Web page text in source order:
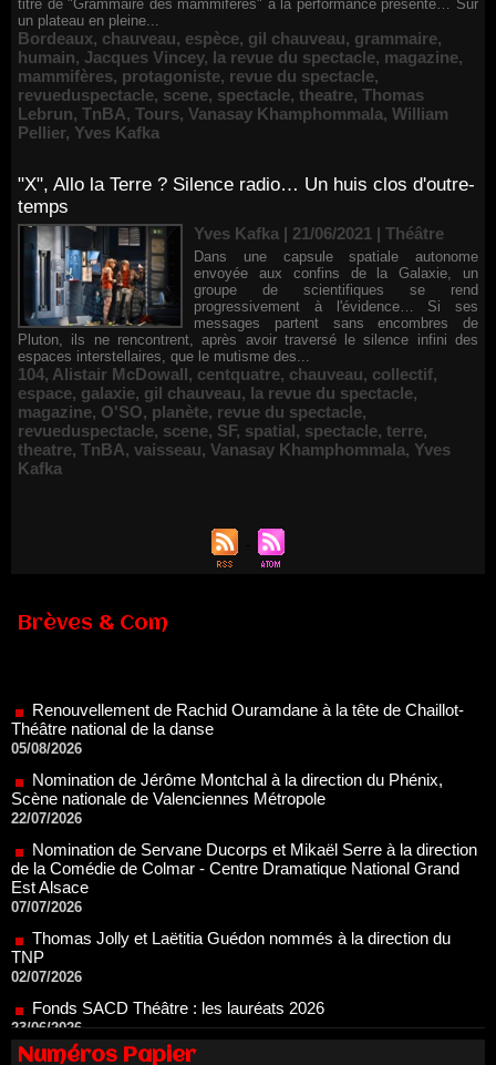
titre de "Grammaire des mammifères" à la performance présente… Sur
un plateau en pleine...
Bordeaux, chauveau, espèce, gil chauveau, grammaire,
humain, Jacques Vincey, la revue du spectacle, magazine,
mammifères, protagoniste, revue du spectacle,
revueduspectacle, scene, spectacle, theatre, Thomas
Lebrun, TnBA, Tours, Vanasay Khamphommala, William
Pellier, Yves Kafka
"X", Allo la Terre ? Silence radio… Un huis clos d'outre-
temps
Yves Kafka | 21/06/2021 | Théâtre
Dans une capsule spatiale autonome
envoyée aux confins de la Galaxie, un
groupe de scientifiques se rend
progressivement à l'évidence… Si ses
messages partent sans encombres de
Pluton, ils ne rencontrent, après avoir traversé le silence infini des
espaces interstellaires, que le mutisme des...
104, Alistair McDowall, centquatre, chauveau, collectif,
espace, galaxie, gil chauveau, la revue du spectacle,
magazine, O'SO, planète, revue du spectacle,
revueduspectacle, scene, SF, spatial, spectacle, terre,
theatre, TnBA, vaisseau, Vanasay Khamphommala, Yves
Kafka
Brèves & Com
05/08/2026
Nomination de Jérôme Montchal à la direction du Phénix,
Scène nationale de Valenciennes Métropole
22/07/2026
Nomination de Servane Ducorps et Mikaël Serre à la direction
de la Comédie de Colmar - Centre Dramatique National Grand
Est Alsace
07/07/2026
Thomas Jolly et Laëtitia Guédon nommés à la direction du
TNP
02/07/2026
Fonds SACD Théâtre : les lauréats 2026
23/06/2026
Dispositif ARTCENA Écrire pour le cirque, les lauréats 2026 !
20/06/2026
Numéros Papier